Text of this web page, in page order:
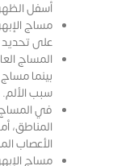
أسفل
مساج
على تحديد
المساج
بينما
سبب الألم.
في
المناطق،
الأعصاب
مساج